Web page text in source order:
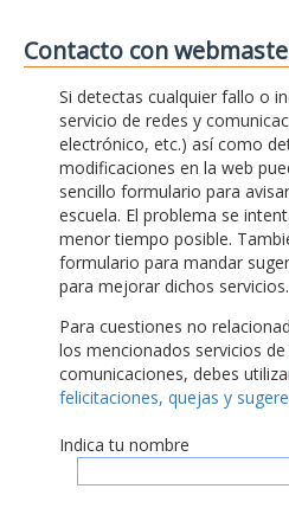
Contacto con
Si detectas cualquier fallo o
servicio de redes y
electrónico, etc.) así como
modificaciones en la web
sencillo formulario para
escuela. El problema se
menor tiempo posible.
formulario para mandar
para mejorar dichos servicios.
Para cuestiones no
los mencionados servicios
comunicaciones, debes
felicitaciones, quejas y
Indica tu nombre